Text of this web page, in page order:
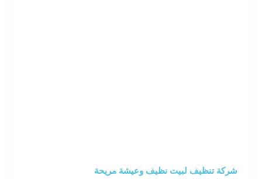
شركة تنظيف لبيت نظيف وعيشة مريحة